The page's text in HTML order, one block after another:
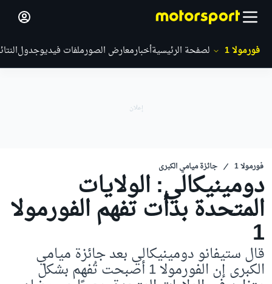
فورمولا 1 الصفحة الرئيسيةأخبارمعارض الصورملفات فيديوجدول
فورمولا 1 جائزة ميامي الكبرى
دومينيكالي: الولايات
المتحدة بدأت تفهم الفورمولا
1
قال ستيفانو دومينيكالي بعد جائزة ميامي
الكبرى إن الفورمولا 1 أصبحت تُفهم بشكل